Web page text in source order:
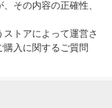
その内容の正確性、
トアによって運営さ
入に関するご質問